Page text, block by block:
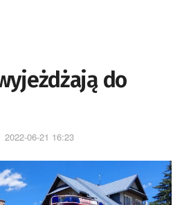
do
2022-06-21 16:23